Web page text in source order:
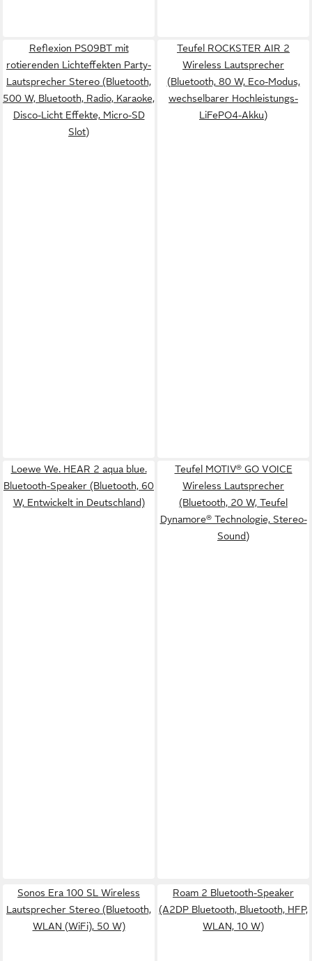
Reflexion PS09BT mit
rotierenden Lichteffekten Party-
Lautsprecher Stereo (Bluetooth,
500 W, Bluetooth, Radio, Karaoke,
Disco-Licht Effekte, Micro-SD
Slot)
Teufel ROCKSTER AIR 2
Wireless Lautsprecher
(Bluetooth, 80 W, Eco-Modus,
wechselbarer Hochleistungs-
LiFePO4-Akku)
Loewe We. HEAR 2 aqua blue.
Bluetooth-Speaker (Bluetooth, 60
W, Entwickelt in Deutschland)
Teufel MOTIV® GO VOICE
Wireless Lautsprecher
(Bluetooth, 20 W, Teufel
Dynamore® Technologie, Stereo-
Sound)
Sonos Era 100 SL Wireless
Lautsprecher Stereo (Bluetooth,
WLAN (WiFi), 50 W)
Roam 2 Bluetooth-Speaker
(A2DP Bluetooth, Bluetooth, HFP,
WLAN, 10 W)